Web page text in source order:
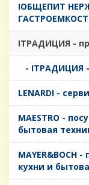
IОБЩЕПИТ
IТРАДИЦИЯ -
- IТРАДИЦИЯ
LENARDI -
MAESTRO -
бытовая
MAYER&BOCH
кухни и